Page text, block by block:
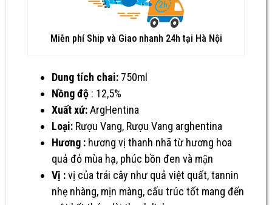
Miễn phí Ship và Giao nhanh 24h tại Hà Nội
Dung tích chai: 750ml
Nồng độ : 12,5%
Xuất xứ:ArgHentina
Loại: Rượu Vang, Rượu Vang arghentina
Hương : hương vị thanh nhã từ hương hoa
quả đỏ mùa hạ, phúc bồn đen và mận
Vị :vị của trái cây như quả việt quất, tannin
nhẹ nhàng, mịn màng, cấu trúc tốt mang đến